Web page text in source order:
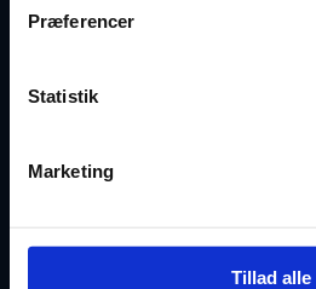
Præferencer
Statistik
Marketing
Tillad alle